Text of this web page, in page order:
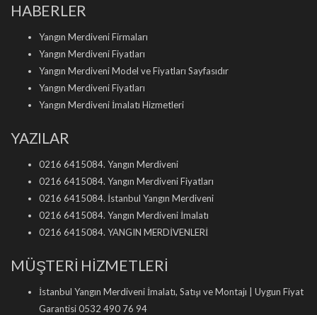
HABERLER
Yangın Merdiveni Firmaları
Yangın Merdiveni Fiyatları
Yangın Merdiveni Model ve Fiyatları Sayfasıdır
Yangın Merdiveni Fiyatları
Yangın Merdiveni İmalatı Hizmetleri
YAZILAR
0216 6415084. Yangın Merdiveni
0216 6415084. Yangın Merdiveni Fiyatları
0216 6415084. İstanbul Yangın Merdiveni
0216 6415084. Yangın Merdiveni İmalatı
0216 6415084. YANGIN MERDİVENLERİ
MÜŞTERİ HİZMETLERİ
İstanbul Yangın Merdiveni İmalatı, Satışı ve Montajı | Uygun Fiyat
Garantisi 0532 490 76 94